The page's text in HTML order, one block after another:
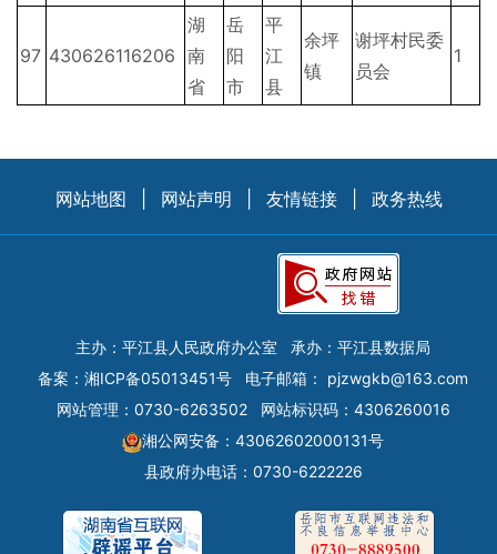
97 430626116206
湖
南
省
岳
阳
市
平
江
县
余坪
镇
谢坪村民委
员会
1
网站地图 网站声明 友情链接 政务热线
主办：平江县人民政府办公室
承办：平江县数据局
备案： 湘ICP备05013451号 电子邮箱： pjzwgkb@163.com
网站管理：0730-6263502
网站标识码：4306260016
湘公网安备：43062602000131号
县政府办电话：0730-6222226